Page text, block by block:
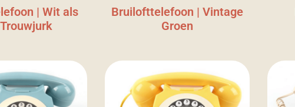
| Wit als
Bruilofttelefoon | Vintage
Groen